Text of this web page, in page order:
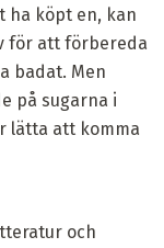
ha köpt en, kan
för att förbereda
badat. Men
på sugarna i
lätta att komma
och